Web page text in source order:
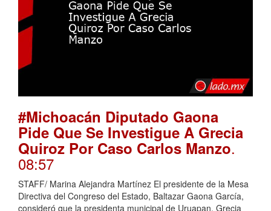
#Michoacán Diputado Gaona
Pide Que Se Investigue A Grecia
Quiroz Por Caso Carlos Manzo.
08:57
STAFF/ Marina Alejandra Martínez El presidente de la Mesa
Directiva del Congreso del Estado, Baltazar Gaona García,
consideró que la presidenta municipal de Uruapan, Grecia